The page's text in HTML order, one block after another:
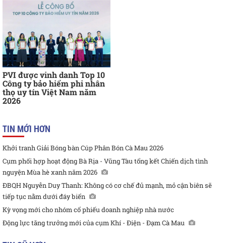
PVI được vinh danh Top 10
Công ty bảo hiểm phi nhân
thọ uy tín Việt Nam năm
2026
TIN MỚI HƠN
Khởi tranh Giải Bóng bàn Cúp Phân Bón Cà Mau 2026
Cụm phối hợp hoạt động Bà Rịa - Vũng Tàu tổng kết Chiến dịch tình
nguyện Mùa hè xanh năm 2026
ĐBQH Nguyễn Duy Thanh: Không có cơ chế đủ mạnh, mỏ cận biên sẽ
tiếp tục nằm dưới đáy biển
Kỳ vọng mới cho nhóm cổ phiếu doanh nghiệp nhà nước
Động lực tăng trưởng mới của cụm Khí - Điện - Đạm Cà Mau